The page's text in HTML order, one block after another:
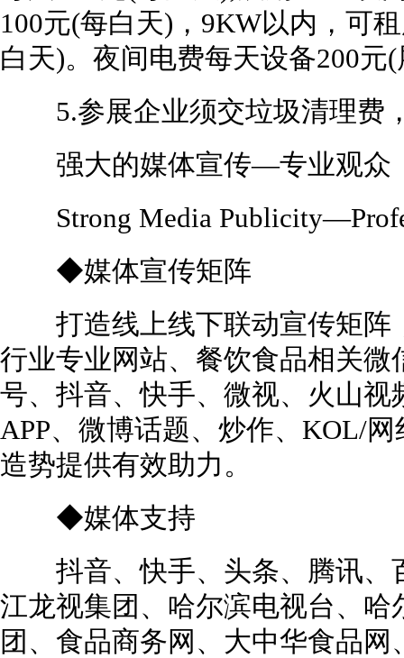
100元(每白天)，9KW以内，可
白天)。夜间电费每天设备200元
5.参展企业须交垃圾清理费
强大的媒体宣传—专业观众
Strong Media
◆媒体宣传矩阵
打造线上线下联动宣传矩阵
行业专业网站、餐饮食品相关
号、抖音、快手、微视、火山
APP、微博话题、炒作、KOL/
造势提供有效助力。
◆媒体支持
抖音、快手、头条、腾讯、
江龙视集团、哈尔滨电视台、
团、食品商务网、大中华食品